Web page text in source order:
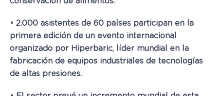
• 2.000 asistentes de 60 países participan en la
primera edición de un evento internacional
organizado por Hiperbaric, líder mundial en la
fabricación de equipos industriales de tecnologías
de altas presiones.